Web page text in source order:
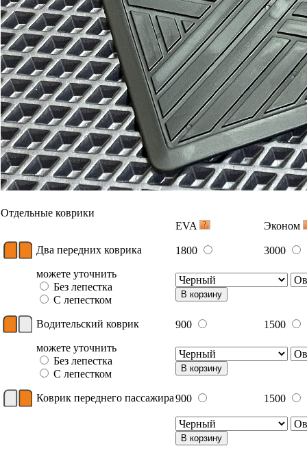
Отдельные коврики
EVA
Эконом
Два передних коврика 1800
3000
можете уточнить
Без лепестка
С лепестком
В корзину
Водительский коврик 900
1500
можете уточнить
Без лепестка
С лепестком
В корзину
Коврик переднего пассажира900 1500
В корзину